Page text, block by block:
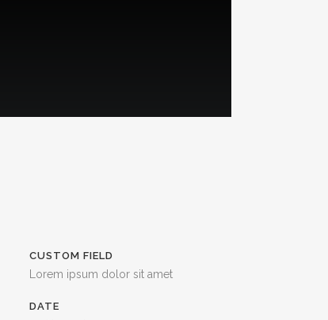
CUSTOM FIELD
Lorem ipsum dolor sit amet
DATE